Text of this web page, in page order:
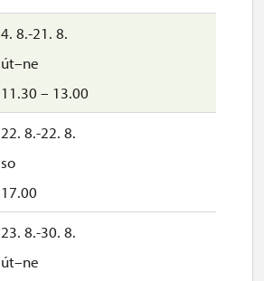
4. 8.-21. 8.
út–ne
11.30 – 13.00
22. 8.-22. 8.
so
17.00
23. 8.-30. 8.
út–ne